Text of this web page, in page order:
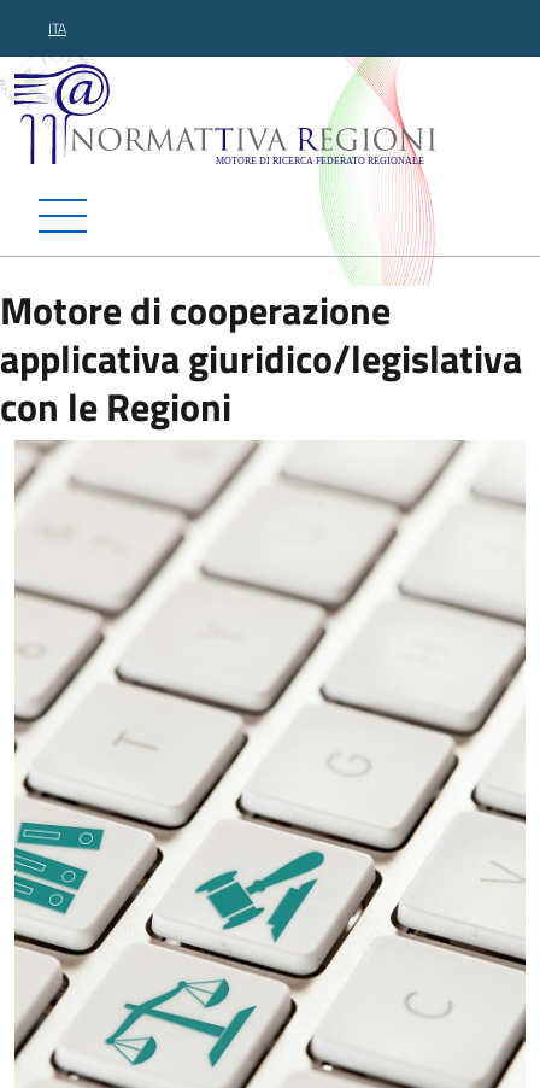
ITA
Normattiva Regioni -
Motore di cooperazione
applicativa giuridico/legislativa
con le Regioni